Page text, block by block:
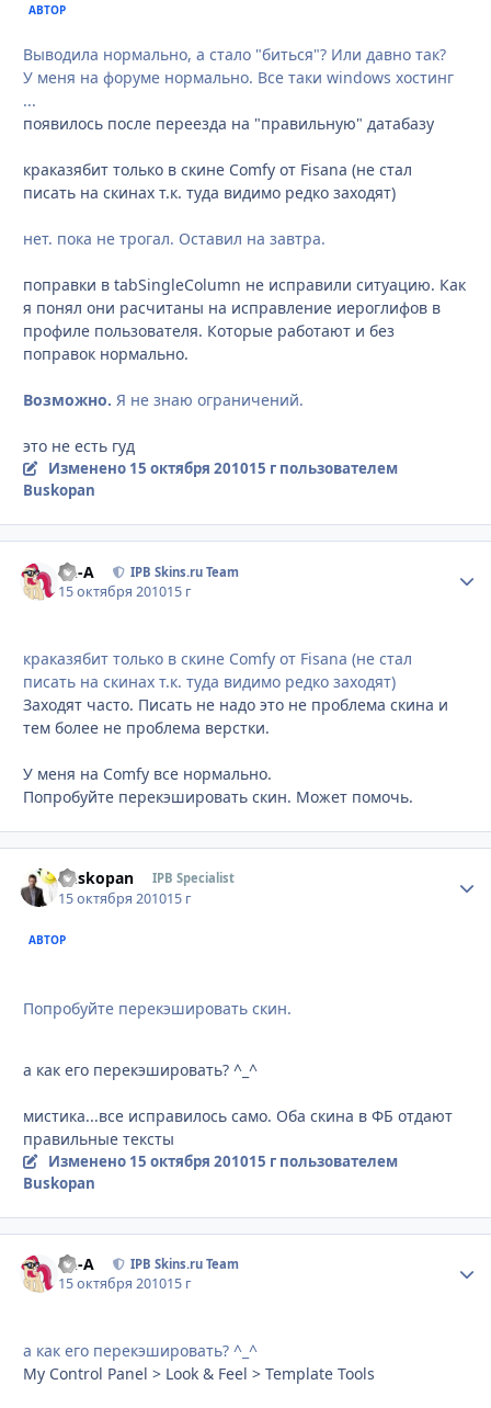
АВТОР
Выводила нормально, а стало "биться"? Или давно так?
У меня на форуме нормально. Все таки windows хостинг
...
появилось после переезда на "правильную" датабазу
краказябит только в скине Comfy от Fisana (не стал
писать на скинах т.к. туда видимо редко заходят)
нет. пока не трогал. Оставил на завтра.
поправки в tabSingleColumn не исправили ситуацию. Как
я понял они расчитаны на исправление иероглифов в
профиле пользователя. Которые работают и без
поправок нормально.
Возможно. Я не знаю ограничений.
это не есть гуд
Изменено 15 октября 201015 гпользователем
Buskopan
Ph-A IPB Skins.ru Team
15 октября 201015 г
краказябит только в скине Comfy от Fisana (не стал
писать на скинах т.к. туда видимо редко заходят)
Заходят часто. Писать не надо это не проблема скина и
тем более не проблема верстки.
У меня на Comfy все нормально.
Попробуйте перекэшировать скин. Может помочь.
Buskopan IPB Specialist
15 октября 201015 г
АВТОР
Попробуйте перекэшировать скин.
а как его перекэшировать? ^_^
мистика...все исправилось само. Оба скина в ФБ отдают
правильные тексты
Изменено 15 октября 201015 гпользователем
Buskopan
Ph-A IPB Skins.ru Team
15 октября 201015 г
а как его перекэшировать? ^_^
My Control Panel > Look & Feel > Template Tools